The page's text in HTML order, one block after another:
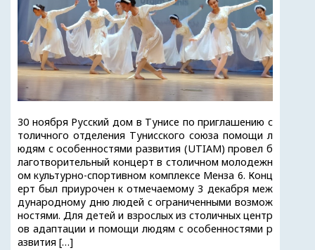
30 ноября Русский дом в Тунисе по приглашению с
толичного отделения Тунисского союза помощи л
юдям с особенностями развития (UTIAM) провел б
лаготворительный концерт в столичном молодежн
ом культурно-спортивном комплексе Менза 6. Конц
ерт был приурочен к отмечаемому 3 декабря меж
дународному дню людей с ограниченными возмож
ностями. Для детей и взрослых из столичных центр
ов адаптации и помощи людям с особенностями р
азвития […]